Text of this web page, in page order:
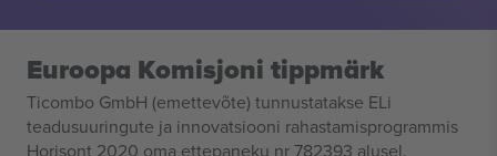
Euroopa Komisjoni tippmärk
Ticombo GmbH (emettevõte) tunnustatakse ELi
teadusuuringute ja innovatsiooni rahastamisprogrammis
Horisont 2020 oma ettepaneku nr 782393 alusel.